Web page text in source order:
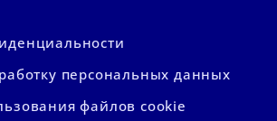
персональных данных
файлов cookie